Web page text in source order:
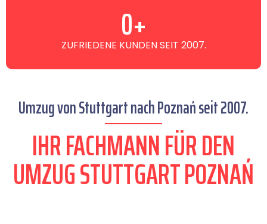
ZUFRIEDENE KUNDEN SEIT 2007.
0+
Umzug von Stuttgart nach Poznań seit 2007.
IHR FACHMANN FÜR DEN
UMZUG STUTTGART POZNAŃ